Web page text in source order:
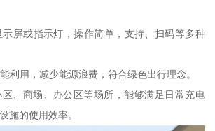
屏或指示灯，操作简单，支持、扫码等多种
利用，减少能源浪费，符合绿色出行理念。
、商场、办公区等场所，能够满足日常充电
施的使用效率。